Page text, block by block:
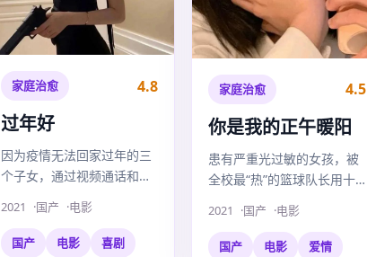
家庭治愈 4.8
过年好
因为疫情无法回家过年的三
个子女，通过视频通话和独
啼笑皆非的云端年夜饭。
2021 国产 电影
国产 电影 喜剧
家庭治愈 4.5
你是我的正午暖阳
患有严重光过敏的女孩，被
全校最“热”的篮球队长用十
2021 国产 电影
国产 电影 爱情